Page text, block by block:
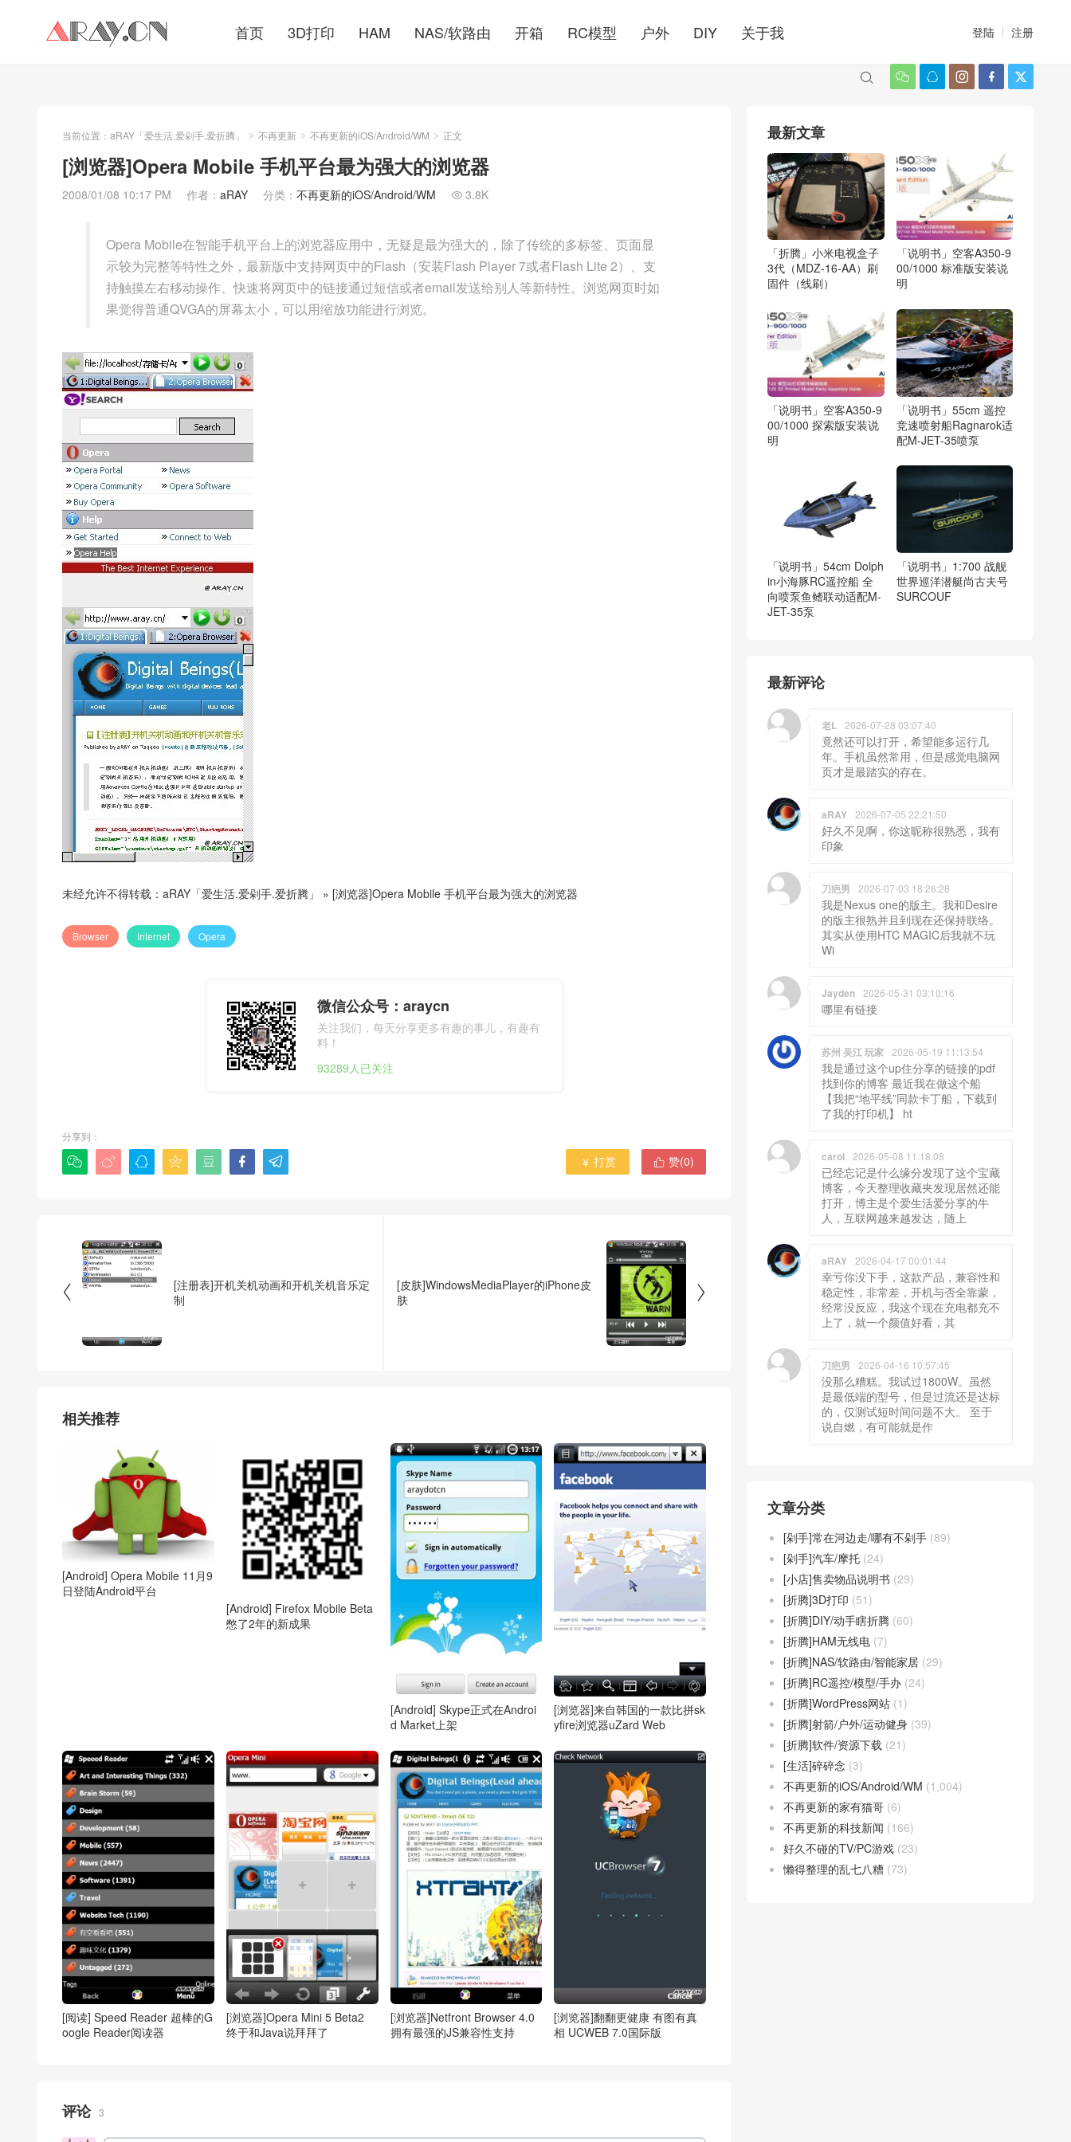
首页 3D打印 HAM NAS/软路由 开箱 RC模型 户外 DIY 关于我 登陆 注册
    

当前位置： aRAY「爱生活.爱剁手.爱折腾」 > 不再更新 > 不再更新的iOS/Android/WM > 正文
[浏览器]Opera Mobile 手机平台最为强大的浏览器
2008/01/08 10:17 PM 作者： aRAY 分类： 不再更新的iOS/Android/WM  3.8K
Opera Mobile在智能手机平台上的浏览器应用中，无疑是最为强大的，除了传统的多标签、页面显
示较为完整等特性之外，最新版中支持网页中的Flash（安装Flash Player 7或者Flash Lite 2）、支
持触摸左右移动操作、快速将网页中的链接通过短信或者email发送给别人等新特性。浏览网页时如
果觉得普通QVGA的屏幕太小，可以用缩放功能进行浏览。
未经允许不得转载： aRAY「爱生活.爱剁手.爱折腾」 » [浏览器]Opera Mobile 手机平台最为强大的浏览器
Browser Internet Opera
微信公众号：araycn
关注我们，每天分享更多有趣的事儿，有趣有
料！
93289人已关注
分享到：
        赞(0)
 打赏

[注册表]开机关机动画和开机关机音乐定
制

[皮肤]WindowsMediaPlayer的iPhone皮
肤
相关推荐
[Android] Opera Mobile 11月9
日登陆Android平台
[Android] Firefox Mobile Beta
憋了2年的新成果
[Android] Skype正式在Androi
d Market上架
[浏览器]来自韩国的一款比拼sk
yfire浏览器uZard Web
[阅读] Speed Reader 超棒的G
oogle Reader阅读器
[浏览器]Opera Mini 5 Beta2
终于和Java说拜拜了
[浏览器]Netfront Browser 4.0
拥有最强的JS兼容性支持
[浏览器]翻翻更健康 有图有真
相 UCWEB 7.0国际版
评论 3
最新文章
「折腾」小米电视盒子
3代（MDZ-16-AA）刷
固件（线刷）
「说明书」空客A350-9
00/1000 标准版安装说
明
「说明书」空客A350-9
00/1000 探索版安装说
明
「说明书」55cm 遥控
竞速喷射船Ragnarok适
配M-JET-35喷泵
「说明书」54cm Dolph
in小海豚RC遥控船 全
向喷泵鱼鳍联动适配M-
JET-35泵
「说明书」1:700 战舰
世界巡洋潜艇尚古夫号
SURCOUF
最新评论
老L 2026-07-28 03:07:40
竟然还可以打开，希望能多运行几
年。手机虽然常用，但是感觉电脑网
页才是最踏实的存在。
aRAY 2026-07-05 22:21:50
好久不见啊，你这昵称很熟悉，我有
印象
刀疤男 2026-07-03 18:26:28
我是Nexus one的版主。我和Desire
的版主很熟并且到现在还保持联络。
其实从使用HTC MAGIC后我就不玩
Wi
Jayden 2026-05-31 03:10:16
哪里有链接
苏州 吴江 玩家 2026-05-19 11:13:54
我是通过这个up住分享的链接的pdf
找到你的博客 最近我在做这个船
【我把“地平线”同款卡丁船，下载到
了我的打印机】 ht
carol 2026-05-08 11:18:08
已经忘记是什么缘分发现了这个宝藏
博客，今天整理收藏夹发现居然还能
打开，博主是个爱生活爱分享的牛
人，互联网越来越发达，随上
aRAY 2026-04-17 00:01:44
幸亏你没下手，这款产品，兼容性和
稳定性，非常差，开机与否全靠蒙，
经常没反应，我这个现在充电都充不
上了，就一个颜值好看，其
刀疤男 2026-04-16 10:57:45
没那么糟糕。我试过1800W。虽然
是最低端的型号，但是过流还是达标
的，仅测试短时间问题不大。 至于
说自燃，有可能就是作
文章分类
[剁手]常在河边走/哪有不剁手 (89)
[剁手]汽车/摩托 (24)
[小店]售卖物品说明书 (29)
[折腾]3D打印 (51)
[折腾]DIY/动手瞎折腾 (60)
[折腾]HAM无线电 (7)
[折腾]NAS/软路由/智能家居 (29)
[折腾]RC遥控/模型/手办 (24)
[折腾]WordPress网站 (1)
[折腾]射箭/户外/运动健身 (39)
[折腾]软件/资源下载 (21)
[生活]碎碎念 (3)
不再更新的iOS/Android/WM (1,004)
不再更新的家有猫哥 (6)
不再更新的科技新闻 (166)
好久不碰的TV/PC游戏 (23)
懒得整理的乱七八糟 (73)